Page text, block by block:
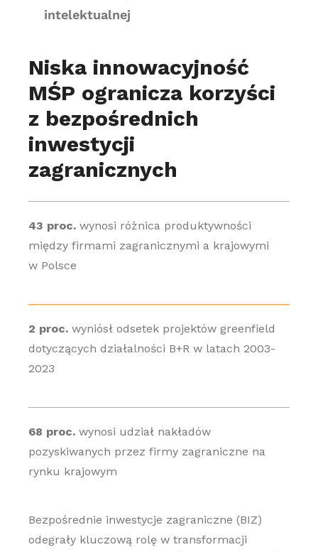
intelektualnej
Niska innowacyjność
MŚP ogranicza korzyści
z bezpośrednich
inwestycji
zagranicznych
43 proc.wynosi różnica produktywności
między firmami zagranicznymi a krajowymi
w Polsce
2 proc.wyniósł odsetek projektów greenfield
dotyczących działalności B+R w latach 2003-
2023
68 proc.wynosi udział nakładów
pozyskiwanych przez firmy zagraniczne na
rynku krajowym
Bezpośrednie inwestycje zagraniczne (BIZ)
odegrały kluczową rolę w transformacji